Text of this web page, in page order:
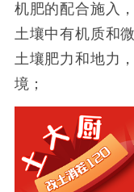
机肥的配合施入
土壤中有机质和
土壤肥力和地力
境；